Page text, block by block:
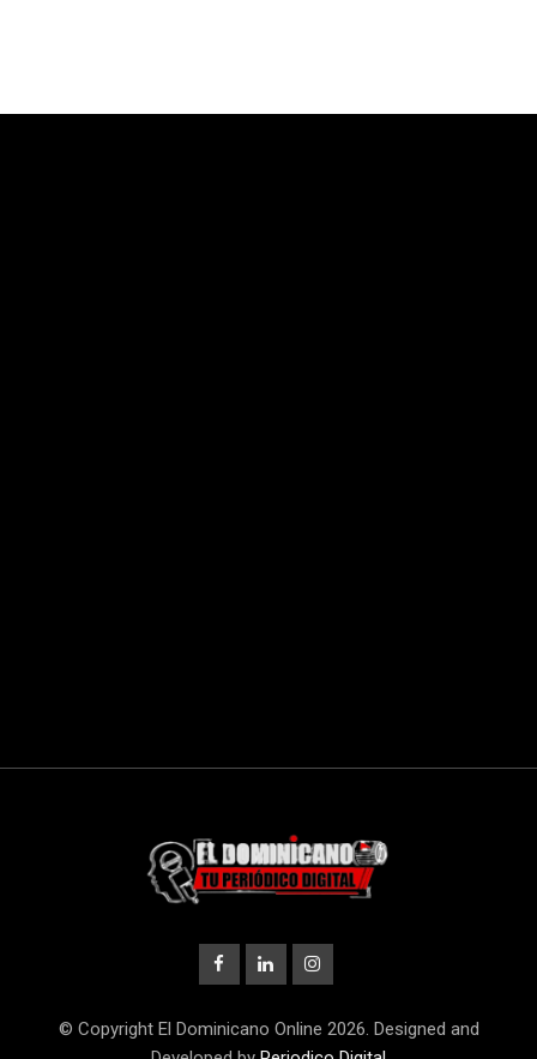
© Copyright El Dominicano Online 2026. Designed and